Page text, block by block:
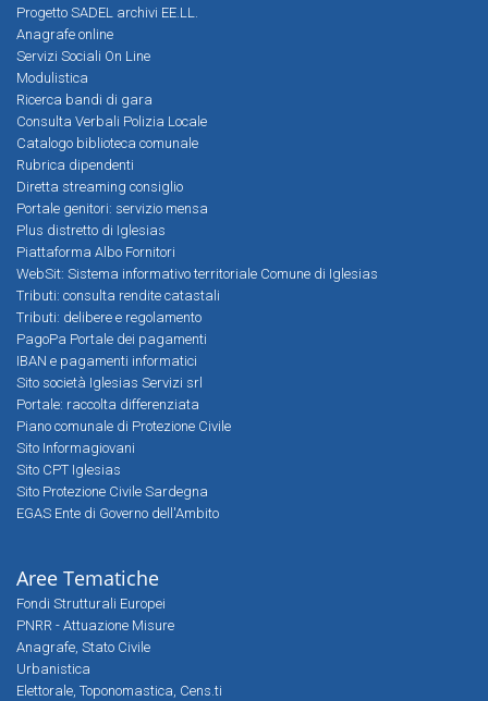
Progetto SADEL archivi EE.LL.
Anagrafe online
Servizi Sociali On Line
Modulistica
Ricerca bandi di gara
Consulta Verbali Polizia Locale
Catalogo biblioteca comunale
Rubrica dipendenti
Diretta streaming consiglio
Portale genitori: servizio mensa
Plus distretto di Iglesias
Piattaforma Albo Fornitori
WebSit: Sistema informativo territoriale Comune di Iglesias
Tributi: consulta rendite catastali
Tributi: delibere e regolamento
PagoPa Portale dei pagamenti
IBAN e pagamenti informatici
Sito società Iglesias Servizi srl
Portale: raccolta differenziata
Piano comunale di Protezione Civile
Sito Informagiovani
Sito CPT Iglesias
Sito Protezione Civile Sardegna
EGAS Ente di Governo dell'Ambito
Aree Tematiche
Fondi Strutturali Europei
PNRR - Attuazione Misure
Anagrafe, Stato Civile
Urbanistica
Elettorale, Toponomastica, Cens.ti